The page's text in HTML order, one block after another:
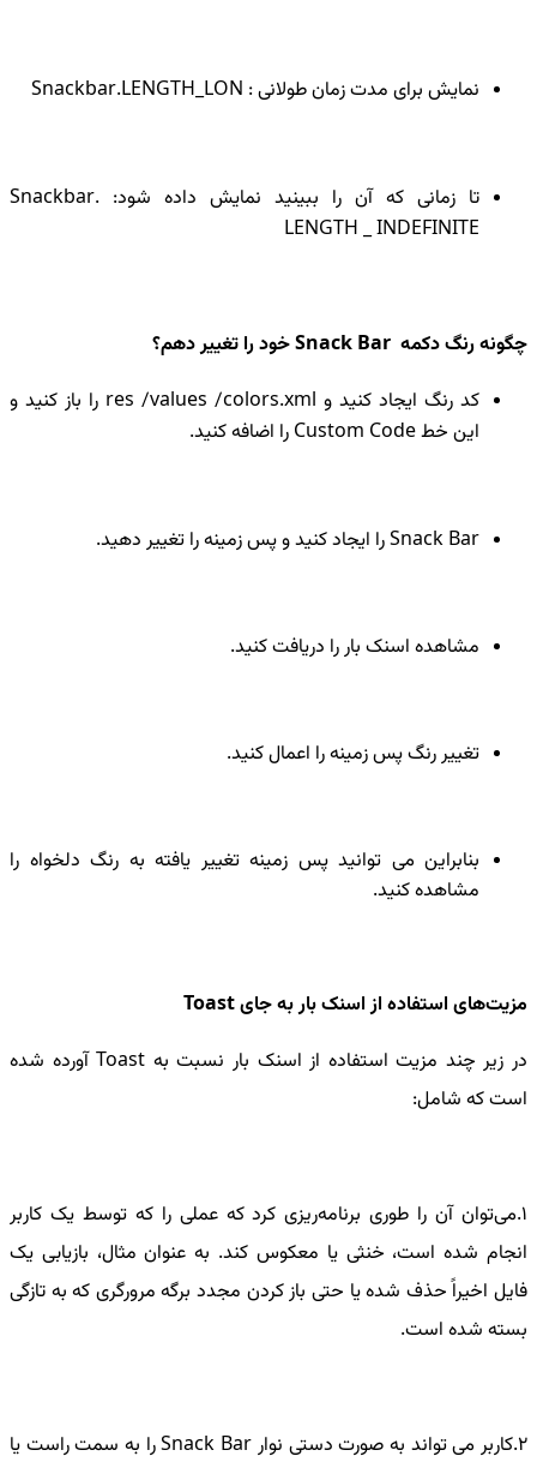
نمایش برای مدت زمان طولانی : Snackbar.LENGTH_LON
تا زمانی که آن را ببینید نمایش داده شود: Snackbar.
LENGTH _ INDEFINITE
چگونه رنگ دکمه Snack Bar خود را تغییر دهم؟
کد رنگ ایجاد کنید و res /values /colors.xml را باز کنید و
این خط Custom Code را اضافه کنید.
Snack Bar را ایجاد کنید و پس زمینه را تغییر دهید.
مشاهده اسنک بار را دریافت کنید.
تغییر رنگ پس زمینه را اعمال کنید.
بنابراین می توانید پس زمینه تغییر یافته به رنگ دلخواه را
مشاهده کنید.
مزیت‌های استفاده از اسنک بار به جای Toast
در زیر چند مزیت استفاده از اسنک بار نسبت به Toast آورده شده
است که شامل:
1.می‌توان آن را طوری برنامه‌ریزی کرد که عملی را که توسط یک کاربر
انجام شده است، خنثی یا معکوس کند. به عنوان مثال، بازیابی یک
فایل اخیراً حذف شده یا حتی باز کردن مجدد برگه مرورگری که به تازگی
بسته شده است.
2.کاربر می تواند به صورت دستی نوار Snack Bar را به سمت راست یا